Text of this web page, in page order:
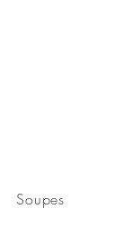
Soupes